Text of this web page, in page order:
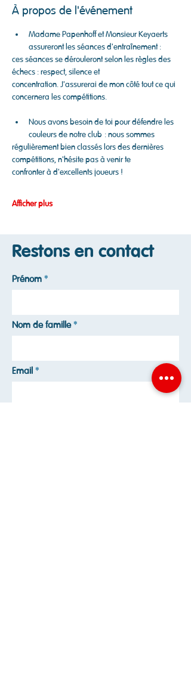
À propos de l'événement
Madame Papenhoff et Monsieur Keyaerts
assureront les séances d'entraînement :
ces séances se dérouleront selon les règles des
échecs : respect, silence et
concentration. J'assurerai de mon côté tout ce qui
concernera les compétitions.
Nous avons besoin de toi pour défendre les
couleurs de notre club : nous sommes
régulièrement bien classés lors des dernières
compétitions, n'hésite pas à venir te
confronter à d'excellents joueurs !
Afficher plus
Restons en contact
Prénom
Nom de famille
Email